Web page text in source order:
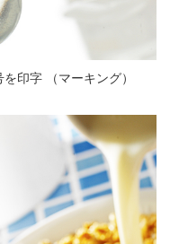
印字 （マーキング）